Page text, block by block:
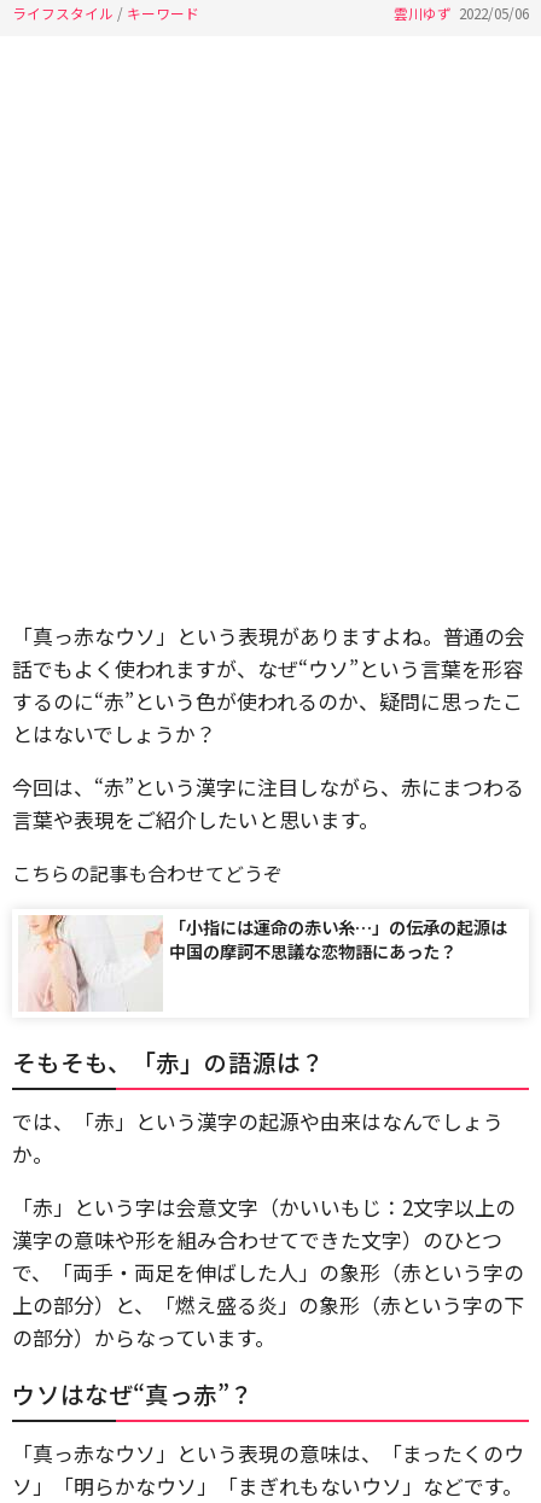
ライフスタイル / キーワード 雲川ゆず 2022/05/06
「真っ赤なウソ」という表現がありますよね。普通の会
話でもよく使われますが、なぜ“ウソ”という言葉を形容
するのに“赤”という色が使われるのか、疑問に思ったこ
とはないでしょうか？
今回は、“赤”という漢字に注目しながら、赤にまつわる
言葉や表現をご紹介したいと思います。
こちらの記事も合わせてどうぞ
「小指には運命の赤い糸…」の伝承の起源は
中国の摩訶不思議な恋物語にあった？
そもそも、「赤」の語源は？
では、「赤」という漢字の起源や由来はなんでしょう
か。
「赤」という字は会意文字（かいいもじ：2文字以上の
漢字の意味や形を組み合わせてできた文字）のひとつ
で、「両手・両足を伸ばした人」の象形（赤という字の
上の部分）と、「燃え盛る炎」の象形（赤という字の下
の部分）からなっています。
ウソはなぜ“真っ赤”？
「真っ赤なウソ」という表現の意味は、「まったくのウ
ソ」「明らかなウソ」「まぎれもないウソ」などです。